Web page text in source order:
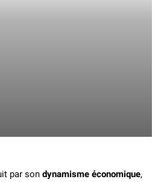
par son dynamisme économique,